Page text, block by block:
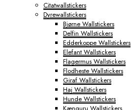
Citatwallstickers
Dyrewallstickers
Bjørne Wallstickers
Delfin Wallstickers
Edderkoppe Wallstickers
Elefant Wallstickers
Flagermus Wallstickers
Flodheste Wallstickers
Giraf Wallstickers
Haj Wallstickers
Hunde Wallstickers